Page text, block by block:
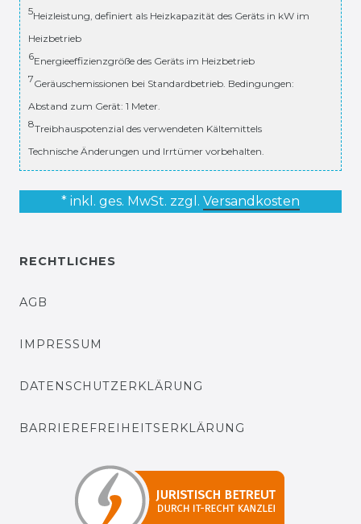
5Heizleistung, definiert als Heizkapazität des Geräts in kW im
Heizbetrieb
6Energieeffizienzgröße des Geräts im Heizbetrieb
7Geräuschemissionen bei Standardbetrieb. Bedingungen:
Abstand zum Gerät: 1 Meter.
8Treibhauspotenzial des verwendeten Kältemittels
Technische Änderungen und Irrtümer vorbehalten.
* inkl. ges. MwSt. zzgl. Versandkosten
RECHTLICHES
AGB
IMPRESSUM
DATENSCHUTZERKLÄRUNG
BARRIEREFREIHEITSERKLÄRUNG